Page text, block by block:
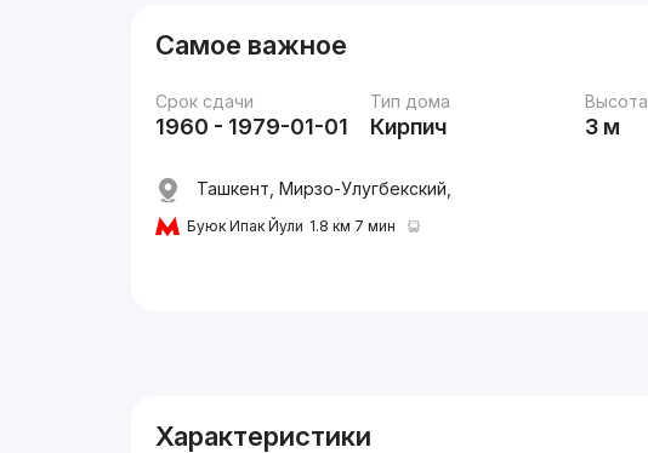
Самое важное
Срок сдачи
1960 - 1979-01-01
Тип дома
Кирпич
Высота
3 м
Ташкент, Мирзо-Улугбекский,
Буюк Ипак Йули 1.8 км 7 мин
Характеристики